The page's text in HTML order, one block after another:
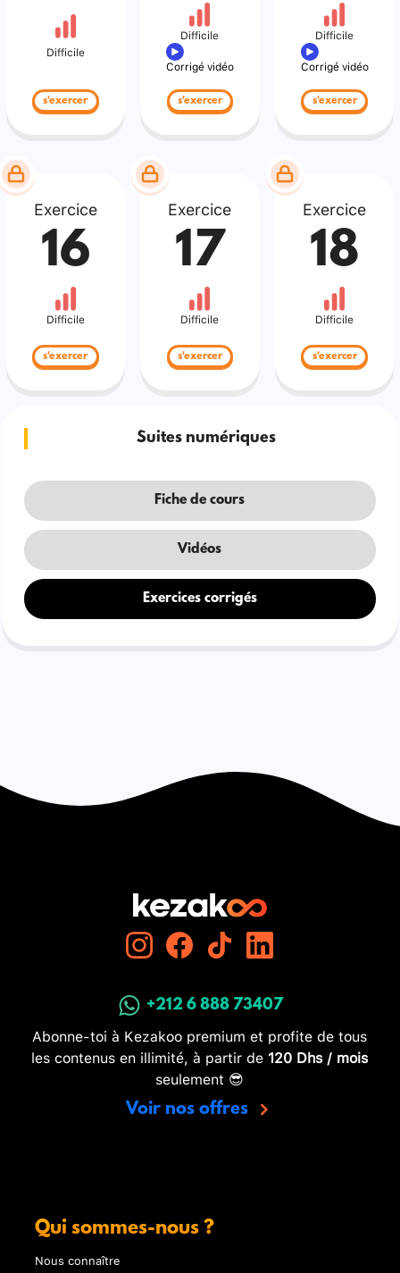
Difficile
s'exercer
Difficile
Corrigé vidéo
s'exercer
Difficile
Corrigé vidéo
s'exercer
Exercice
16
Difficile
s'exercer
Exercice
17
Difficile
s'exercer
Exercice
18
Difficile
s'exercer
Suites numériques
Fiche de cours
Vidéos
Exercices corrigés
+212 6 888 73407
Abonne-toi à Kezakoo premium et profite de tous
les contenus en illimité, à partir de 120 Dhs / mois
seulement 😎
Voir nos offres
Qui sommes-nous ?
Nous connaître